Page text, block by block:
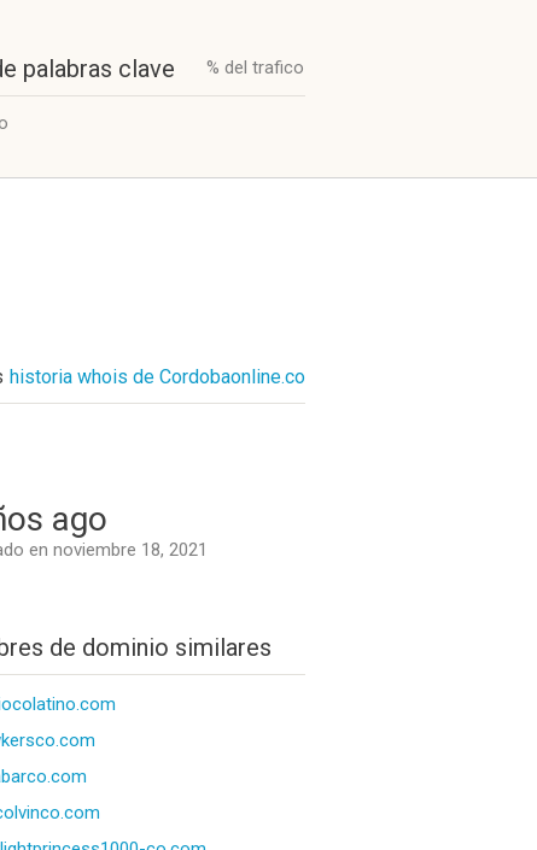
palabras clave % del trafico
historia whois de Cordobaonline.co
ago
en noviembre 18, 2021
de dominio similares